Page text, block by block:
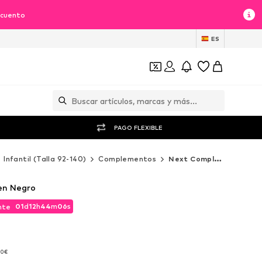
ES
PAGO FLEXIBLE
Infantil (Talla 92-140) Complementos Next Complementos
01d12h44m04s
01d12h44m04s
Negro